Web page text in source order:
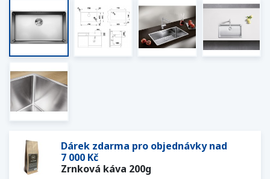
Dárek zdarma pro objednávky nad
7 000 Kč
Zrnková káva 200g